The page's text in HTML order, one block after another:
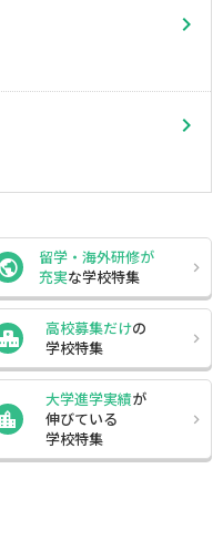
留学・海外研修が
充実な学校特集
高校募集だけの
学校特集
大学進学実績が
伸びている
学校特集